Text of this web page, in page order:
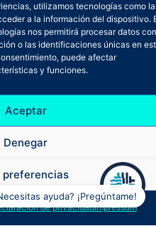
utilizamos tecnologías como
a la información del dispositivo.
nos permitirá procesar datos
o las identificaciones únicas en
puede afectar
y funciones.
Aceptar
Denegar
preferencias
de privacidadImpressum
071
viernes
24/7
ayuda? ¡Pregúntame!